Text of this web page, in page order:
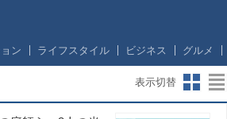
ン ライフスタイル ビジネス グルメ
表示切替